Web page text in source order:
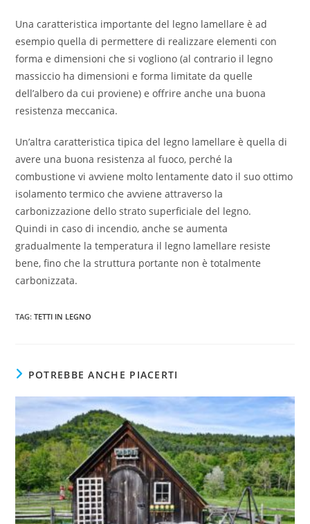
Una caratteristica importante del legno lamellare è ad
esempio quella di permettere di realizzare elementi con
forma e dimensioni che si vogliono (al contrario il legno
massiccio ha dimensioni e forma limitate da quelle
dell’albero da cui proviene) e offrire anche una buona
resistenza meccanica.
Un’altra caratteristica tipica del legno lamellare è quella di
avere una buona resistenza al fuoco, perché la
combustione vi avviene molto lentamente dato il suo ottimo
isolamento termico che avviene attraverso la
carbonizzazione dello strato superficiale del legno.
Quindi in caso di incendio, anche se aumenta
gradualmente la temperatura il legno lamellare resiste
bene, fino che la struttura portante non è totalmente
carbonizzata.
TAG:TETTI IN LEGNO
POTREBBE ANCHE PIACERTI